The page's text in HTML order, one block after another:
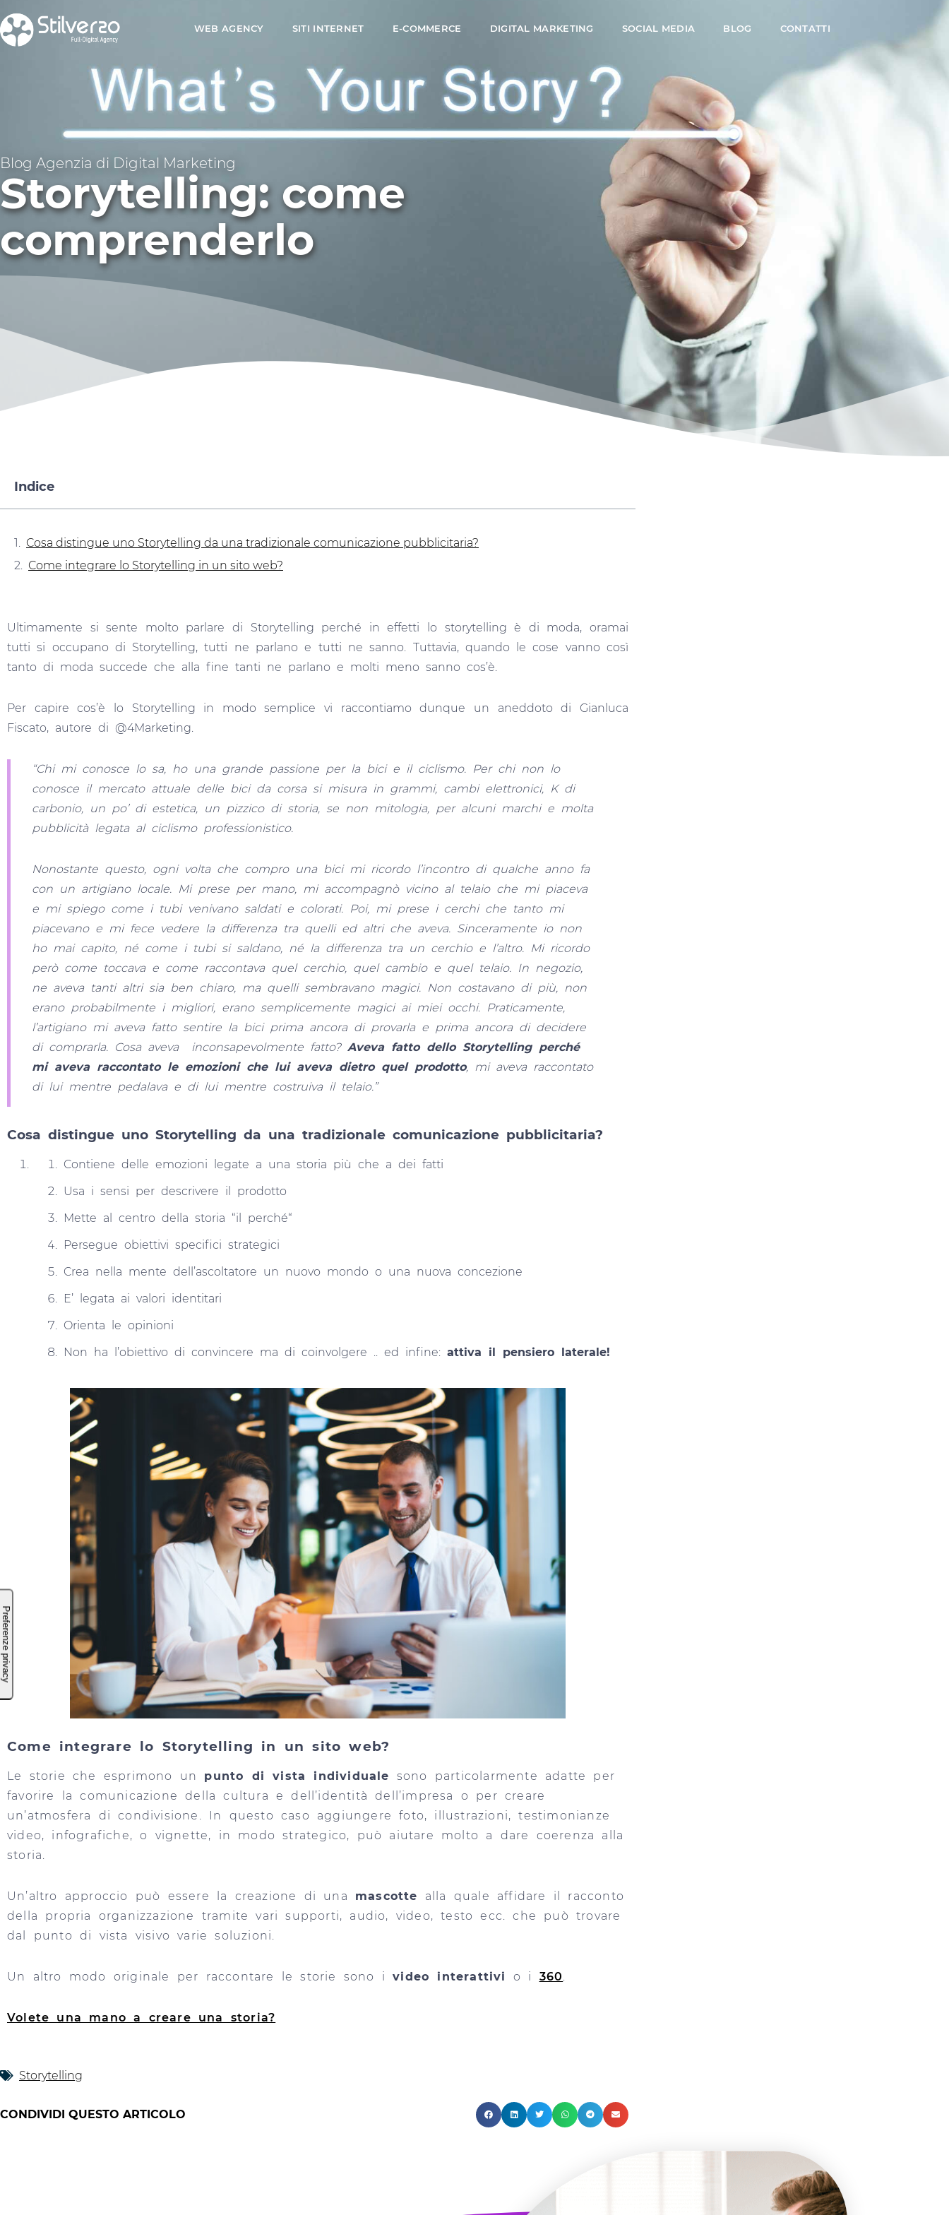
WEB AGENCY SITI INTERNET E-COMMERCE DIGITAL MARKETING SOCIAL MEDIA BLOG CONTATTI
Blog Agenzia di Digital Marketing
Storytelling: come
comprenderlo
Indice
Cosa distingue uno Storytelling da una tradizionale comunicazione pubblicitaria?
Come integrare lo Storytelling in un sito web?
Ultimamente si sente molto parlare di Storytelling perché in effetti lo storytelling è di moda, oramai
tutti si occupano di Storytelling, tutti ne parlano e tutti ne sanno. Tuttavia, quando le cose vanno così
tanto di moda succede che alla fine tanti ne parlano e molti meno sanno cos’è.
Per capire cos’è lo Storytelling in modo semplice vi raccontiamo dunque un aneddoto di Gianluca
Fiscato, autore di @4Marketing.
“Chi mi conosce lo sa, ho una grande passione per la bici e il ciclismo. Per chi non lo
conosce il mercato attuale delle bici da corsa si misura in grammi, cambi elettronici, K di
carbonio, un po’ di estetica, un pizzico di storia, se non mitologia, per alcuni marchi e molta
pubblicità legata al ciclismo professionistico.
Nonostante questo, ogni volta che compro una bici mi ricordo l’incontro di qualche anno fa
con un artigiano locale. Mi prese per mano, mi accompagnò vicino al telaio che mi piaceva
e mi spiego come i tubi venivano saldati e colorati. Poi, mi prese i cerchi che tanto mi
piacevano e mi fece vedere la differenza tra quelli ed altri che aveva. Sinceramente io non
ho mai capito, né come i tubi si saldano, né la differenza tra un cerchio e l’altro. Mi ricordo
però come toccava e come raccontava quel cerchio, quel cambio e quel telaio. In negozio,
ne aveva tanti altri sia ben chiaro, ma quelli sembravano magici. Non costavano di più, non
erano probabilmente i migliori, erano semplicemente magici ai miei occhi. Praticamente,
l’artigiano mi aveva fatto sentire la bici prima ancora di provarla e prima ancora di decidere
di comprarla. Cosa aveva inconsapevolmente fatto? Aveva fatto dello Storytelling perché
mi aveva raccontato le emozioni che lui aveva dietro quel prodotto, mi aveva raccontato
di lui mentre pedalava e di lui mentre costruiva il telaio.”
Cosa distingue uno Storytelling da una tradizionale comunicazione pubblicitaria?
Contiene delle emozioni legate a una storia più che a dei fatti
Usa i sensi per descrivere il prodotto
Mette al centro della storia “il perché“
Persegue obiettivi specifici strategici
Crea nella mente dell’ascoltatore un nuovo mondo o una nuova concezione
E’ legata ai valori identitari
Orienta le opinioni
Non ha l’obiettivo di convincere ma di coinvolgere .. ed infine: attiva il pensiero laterale!
Come integrare lo Storytelling in un sito web?
Le storie che esprimono un punto di vista individuale sono particolarmente adatte per
favorire la comunicazione della cultura e dell’identità dell’impresa o per creare
un’atmosfera di condivisione. In questo caso aggiungere foto, illustrazioni, testimonianze
video, infografiche, o vignette, in modo strategico, può aiutare molto a dare coerenza alla
storia.
Un’altro approccio può essere la creazione di una mascotte alla quale affidare il racconto
della propria organizzazione tramite vari supporti, audio, video, testo ecc. che può trovare
dal punto di vista visivo varie soluzioni.
Un altro modo originale per raccontare le storie sono ivideo interattivi o i 360.
Volete una mano a creare una storia?
Storytelling
CONDIVIDI QUESTO ARTICOLO